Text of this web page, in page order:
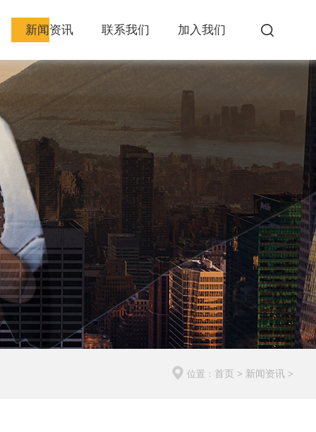
新闻资讯 联系我们 加入我们
位置： 首页 > 新闻资讯 >